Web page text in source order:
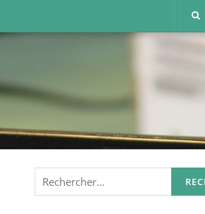
Rechercher :